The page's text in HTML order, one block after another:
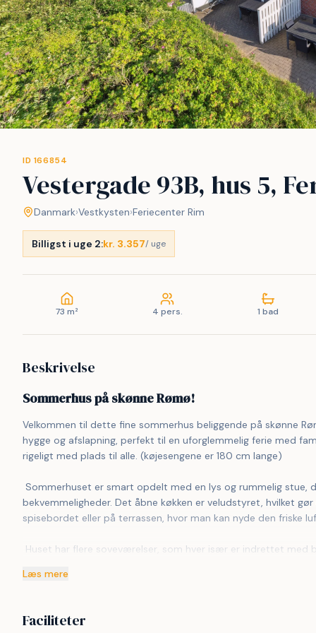
ID 166854
Vestergade 93B, hus 5,
Danmark›Vestkysten›Feriecenter Rim
Billigst i uge 2:kr. 3.357/ uge
73 m² 4 pers. 1 bad
Beskrivelse
Sommerhus på skønne Rømø!
Velkommen til dette fine sommerhus beliggende på skønne
hygge og afslapning, perfekt til en uforglemmelig ferie med
rigeligt med plads til alle. (køjesengene er 180 cm lange)
bekvemmeligheder. Det åbne køkken er veludstyret, hvilket
spisebordet eller på terrassen, hvor man kan nyde den friske
1000 MB internet.
hyggelige caféer og charmerende butikker. Uanset om I
Læs mere
Faciliteter